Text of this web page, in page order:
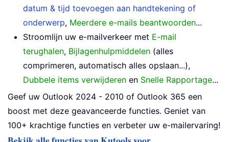
datum & tijd toevoegen aan handtekening of
onderwerp, Meerdere e-mails beantwoorden...
Stroomlijn uw e-mailverkeer met E-mail
terughalen, Bijlagenhulpmiddelen (alles
comprimeren, automatisch alles opslaan...),
Dubbele items verwijderen en Snelle Rapportage...
Geef uw Outlook 2024 - 2010 of Outlook 365 een
boost met deze geavanceerde functies. Geniet van
100+ krachtige functies en verbeter uw e-mailervaring!